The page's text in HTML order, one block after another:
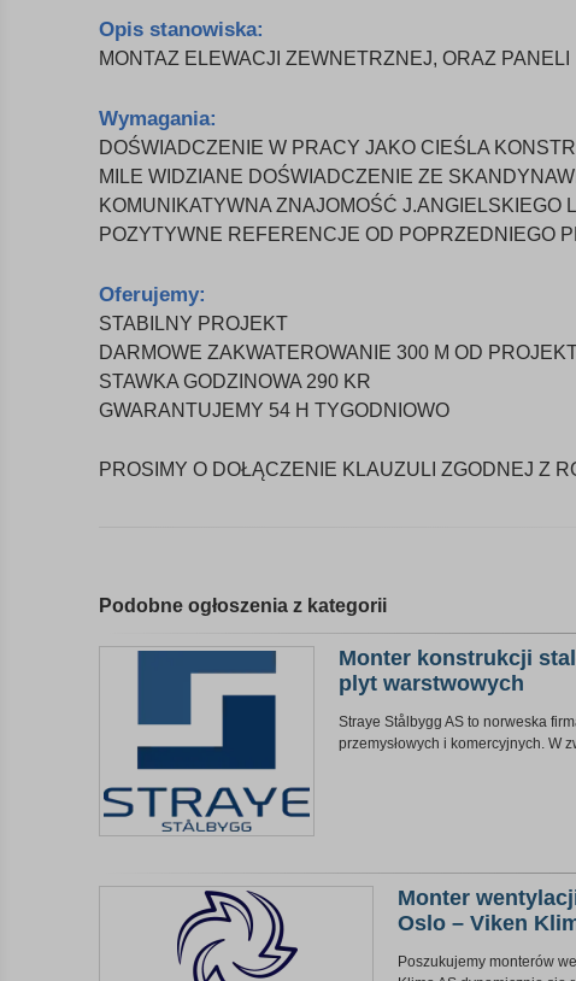
Opis stanowiska:
MONTAZ ELEWACJI ZEWNETRZNEJ, ORAZ PANELI
Wymagania:
DOŚWIADCZENIE W PRACY JAKO CIEŚLA
MILE WIDZIANE DOŚWIADCZENIE ZE SKANDYNAWII
KOMUNIKATYWNA ZNAJOMOŚĆ J.ANGIELSKIEGO
POZYTYWNE REFERENCJE OD POPRZEDNIEGO
Oferujemy:
STABILNY PROJEKT
DARMOWE ZAKWATEROWANIE 300 M OD
STAWKA GODZINOWA 290 KR
GWARANTUJEMY 54 H TYGODNIOWO
PROSIMY O DOŁĄCZENIE KLAUZULI ZGODNEJ Z
Podobne ogłoszenia z kategorii
Monter konstrukcji
plyt warstwowych
Straye Stålbygg AS to norweska
przemysłowych i komercyjnych. W
Monter
Oslo – Viken
Poszukujemy monterów